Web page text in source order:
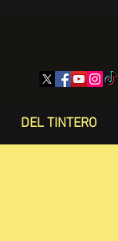
DEL TINTERO